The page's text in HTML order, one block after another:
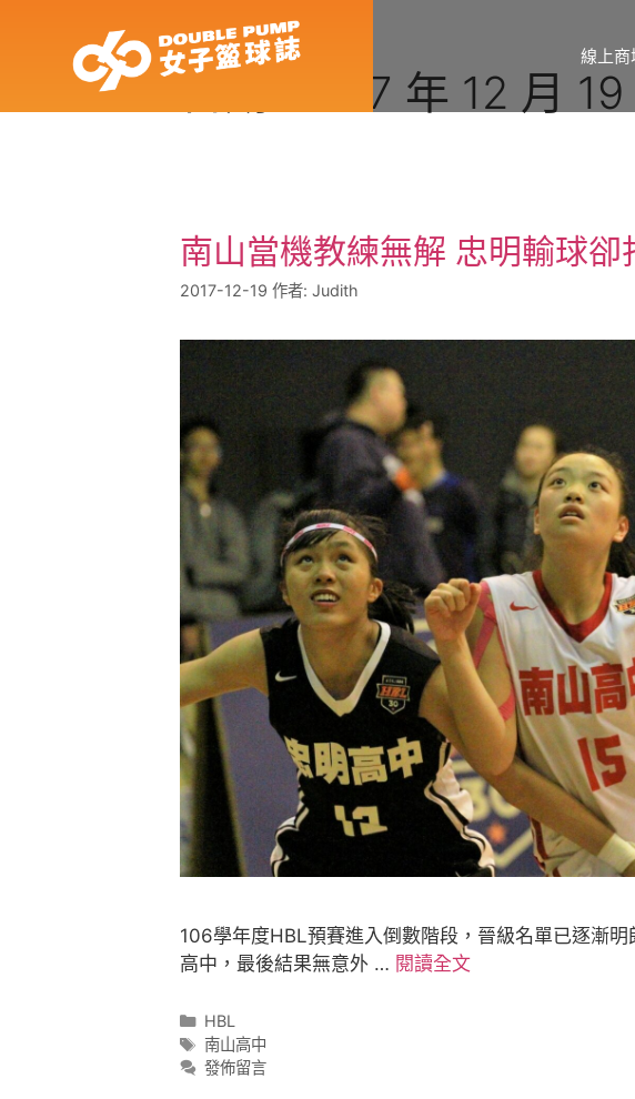
線上商
日期: 2017 年 12 月 19
南山當機教練無解 忠明輸球卻
2017-12-19 作者: Judith
106學年度HBL預賽進入倒數階段，晉級名單已逐漸
高中，最後結果無意外 … 閱讀全文
HBL
南山高中
發佈留言